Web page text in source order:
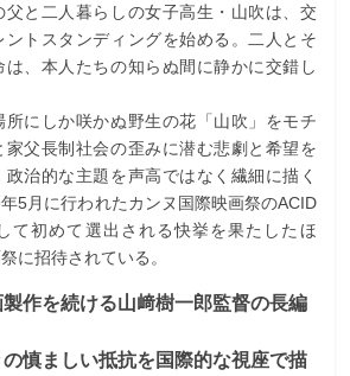
父と二人暮らしの女子高生・山吹は、交
ントスタンディングを始める。二人とそ
、本人たちの知らぬ間に静かに交錯し
所にしか咲かぬ野生の花「山吹」をモチ
家父長制社会の歪みに潜む悲劇と希望を
治的な主題を声高ではなく繊細に描く
5月に行われたカンヌ国際映画祭のACID
て初めて選出される快挙を果たしたほ
に招待されている。
作を続ける山﨑樹一郎監督の長編
慎ましい抵抗を国際的な視座で描